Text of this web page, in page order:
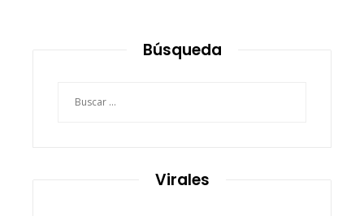
Búsqueda
Virales